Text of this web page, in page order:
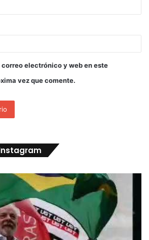
correo electrónico y web en este
vez que comente.